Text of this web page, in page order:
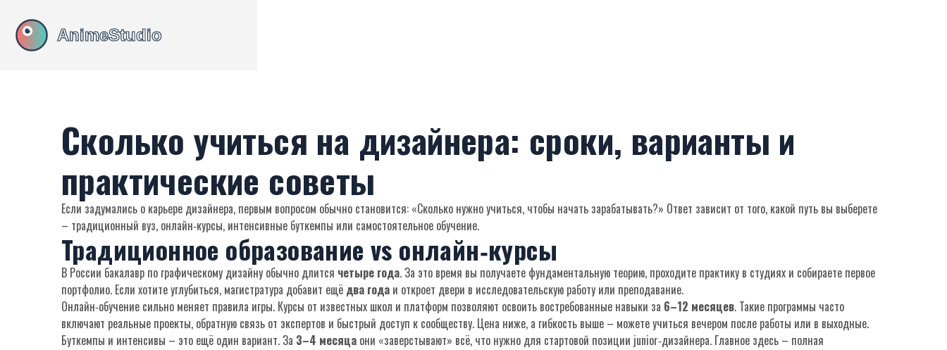
Сколько учиться на дизайнера: сроки, варианты и
практические советы
Если задумались о карьере дизайнера, первым вопросом обычно становится: «Сколько нужно учиться, чтобы начать зарабатывать?» Ответ зависит от того, какой путь вы выберете
– традиционный вуз, онлайн‑курсы, интенсивные буткемпы или самостоятельное обучение.
Традиционное образование vs онлайн‑курсы
В России бакалавр по графическому дизайну обычно длится четыре года. За это время вы получаете фундаментальную теорию, проходите практику в студиях и собираете первое
портфолио. Если хотите углубиться, магистратура добавит ещё два года и откроет двери в исследовательскую работу или преподавание.
Онлайн‑обучение сильно меняет правила игры. Курсы от известных школ и платформ позволяют освоить востребованные навыки за 6–12 месяцев. Такие программы часто
включают реальныe проекты, обратную связь от экспертов и быстрый доступ к сообществу. Цена ниже, а гибкость выше – можете учиться вечером после работы или в выходные.
Буткемпы и интенсивы – это ещё один вариант. За 3–4 месяца они «заверстывают» всё, что нужно для стартовой позиции junior‑дизайнера. Главное здесь – полная